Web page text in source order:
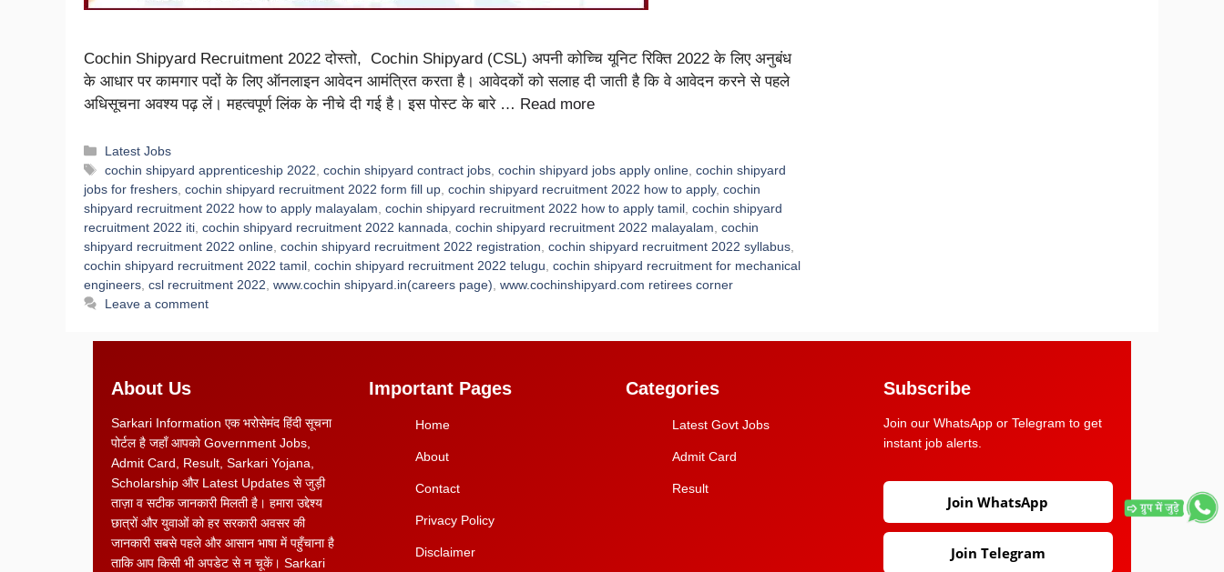
Cochin Shipyard Recruitment 2022 दोस्तो, Cochin Shipyard (CSL) अपनी कोच्चि यूनिट रिक्ति 2022 के लिए अनुबंध
के आधार पर कामगार पदों के लिए ऑनलाइन आवेदन आमंत्रित करता है। आवेदकों को सलाह दी जाती है कि वे आवेदन करने से पहले
अधिसूचना अवश्य पढ़ लें। महत्वपूर्ण लिंक के नीचे दी गई है। इस पोस्ट के बारे … Read more
Latest Jobs
cochin shipyard apprenticeship 2022 ,cochin shipyard contract jobs ,cochin shipyard jobs apply online ,cochin shipyard
jobs for freshers cochin shipyard recruitment 2022 form fill up cochin shipyard recruitment 2022 how to apply, cochin
shipyard recruitment 2022 how to apply malayalam cochin shipyard recruitment 2022 how to apply tamil cochin shipyard
recruitment 2022 iti cochin shipyard recruitment 2022 kannada cochin shipyard recruitment 2022 malayalam cochin
shipyard recruitment 2022 online cochin shipyard recruitment 2022 registration cochin shipyard recruitment 2022 syllabus
cochin shipyard recruitment 2022 tamil cochin shipyard recruitment 2022 telugu cochin shipyard recruitment for mechanical
engineers csl recruitment 2022 www.cochin shipyard.in(careers page) www.cochinshipyard.com retirees corner
Leave a comment
About Us
Sarkari Information एक भरोसेमंद हिंदी सूचना
पोर्टल है जहाँ आपको Government Jobs,
Admit Card, Result, Sarkari Yojana,
Scholarship और Latest Updates से जुड़ी
ताज़ा व सटीक जानकारी मिलती है। हमारा उद्देश्य
छात्रों और युवाओं को हर सरकारी अवसर की
जानकारी सबसे पहले और आसान भाषा में पहुँचाना है
ताकि आप किसी भी अपडेट से न चूकें। Sarkari
Important Pages
Home
About
Contact
Privacy Policy
Disclaimer
Categories
Latest Govt Jobs
Admit Card
Result
Subscribe
Join our WhatsApp or Telegram to get
instant job alerts.
Join WhatsApp
Join Telegram